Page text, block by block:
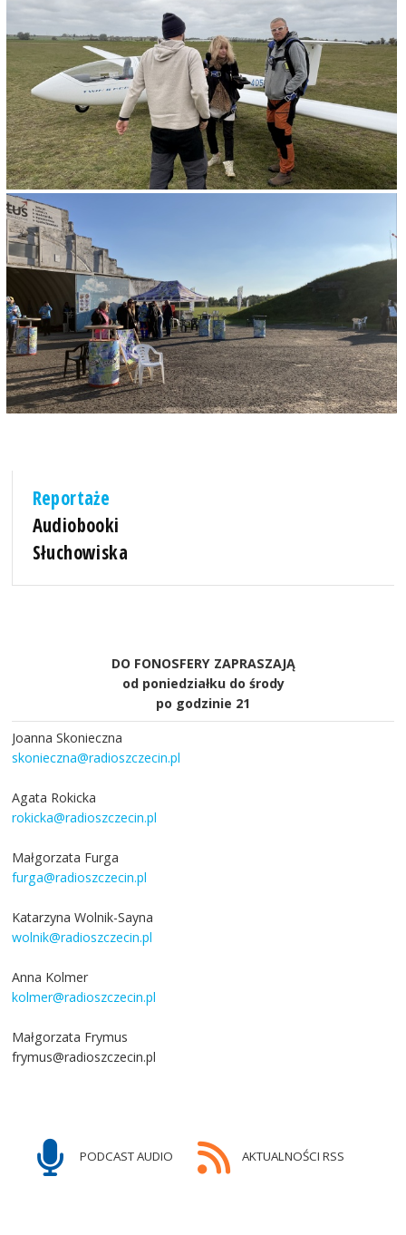
Reportaże
Audiobooki
Słuchowiska
DO FONOSFERY ZAPRASZAJĄ
od poniedziałku do środy
po godzinie 21
Joanna Skonieczna
skonieczna@radioszczecin.pl
Agata Rokicka
rokicka@radioszczecin.pl
Małgorzata Furga
furga@radioszczecin.pl
Katarzyna Wolnik-Sayna
wolnik@radioszczecin.pl
Anna Kolmer
kolmer@radioszczecin.pl
Małgorzata Frymus
frymus@radioszczecin.pl
PODCAST AUDIO AKTUALNOŚCI RSS